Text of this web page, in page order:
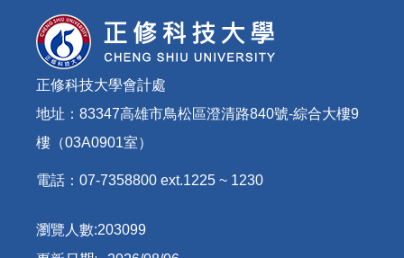
正修科技大學會計處
地址：83347高雄市鳥松區澄清路840號-綜合大樓9
樓（03A0901室）
電話：07-7358800 ext.1225 ~ 1230
瀏覽人數:203099